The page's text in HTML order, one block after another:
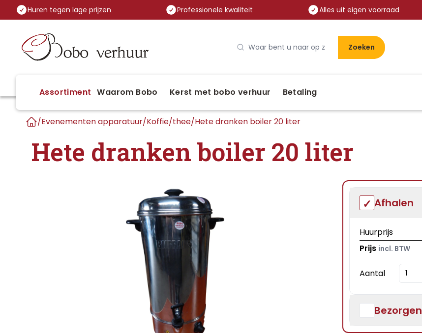
Huren tegen lage prijzen Professionele kwaliteit Alles uit eigen voorraad
Zoeken
Assortiment Waarom Bobo Kerst met bobo verhuur Betaling
/Evenementen apparatuur/Koffie/thee/Hete dranken boiler 20 liter
Hete dranken boiler 20 liter
Afhalen
Huurprijs
Prijs incl. BTW
Aantal
Bezorgen